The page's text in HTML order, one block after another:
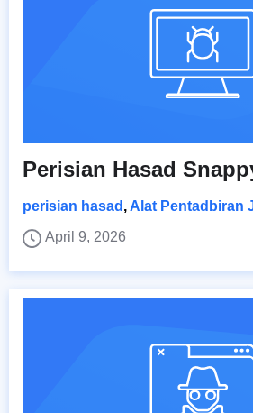
Perisian Hasad
perisian hasad , Alat Pentadbiran
April 9, 2026